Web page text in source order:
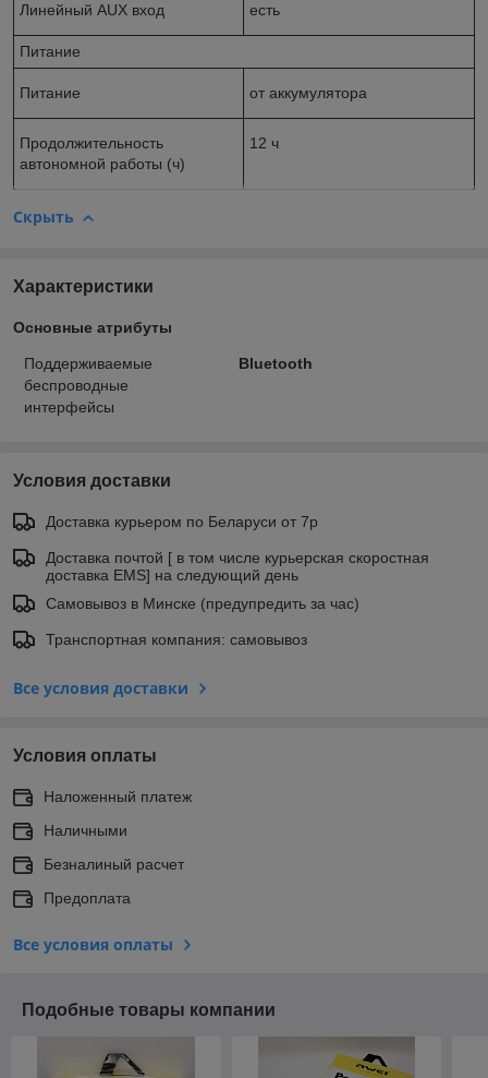
Линейный AUX вход есть
Питание
Питание от аккумулятора
Продолжительность
автономной работы (ч)
12 ч
Скрыть
Характеристики
Основные атрибуты
Поддерживаемые
беспроводные
интерфейсы
Bluetooth
Условия доставки
Доставка курьером по Беларуси от 7р
Доставка почтой [ в том числе курьерская скоростная
доставка EMS] на следующий день
Самовывоз в Минске (предупредить за час)
Транспортная компания: самовывоз
Все условия доставки
Условия оплаты
Наложенный платеж
Наличными
Безналиный расчет
Предоплата
Все условия оплаты
Подобные товары компании